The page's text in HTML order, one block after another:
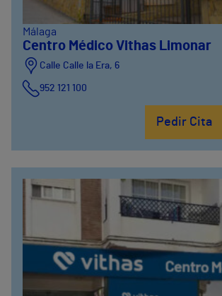
Málaga
Centro Médico Vithas Limonar
Calle Calle la Era, 6
952 121 100
Pedir Cita